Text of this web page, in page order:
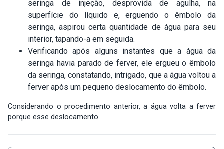
seringa de injeção, desprovida de agulha, na
superfície do líquido e, erguendo o êmbolo da
seringa, aspirou certa quan­tidade de água para seu
interior, tapando-a em seguida.
Verificando após alguns instantes que a água da
seringa havia parado de ferver, ele ergueu o êmbolo
da seringa, constatando, intrigado, que a água voltou a
ferver após um pequeno deslocamento do êmbolo.
Considerando o procedimento anterior, a água volta a ferver
porque esse deslocamento